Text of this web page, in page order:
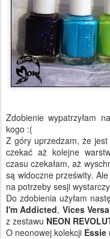
Zdobienie wypatrzyłam
kogo :(
Z góry uprzedzam, że
czekać aż kolejne
czasu czekałam, aż
są widoczne prześwity.
na potrzeby sesji
Do zdobienia użyłam
I'm Addicted, Vices Versa
z zestawu NEON
O neonowej kolekcji Essie